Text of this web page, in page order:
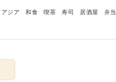
ジア 和食 喫茶 寿司 居酒屋 弁当